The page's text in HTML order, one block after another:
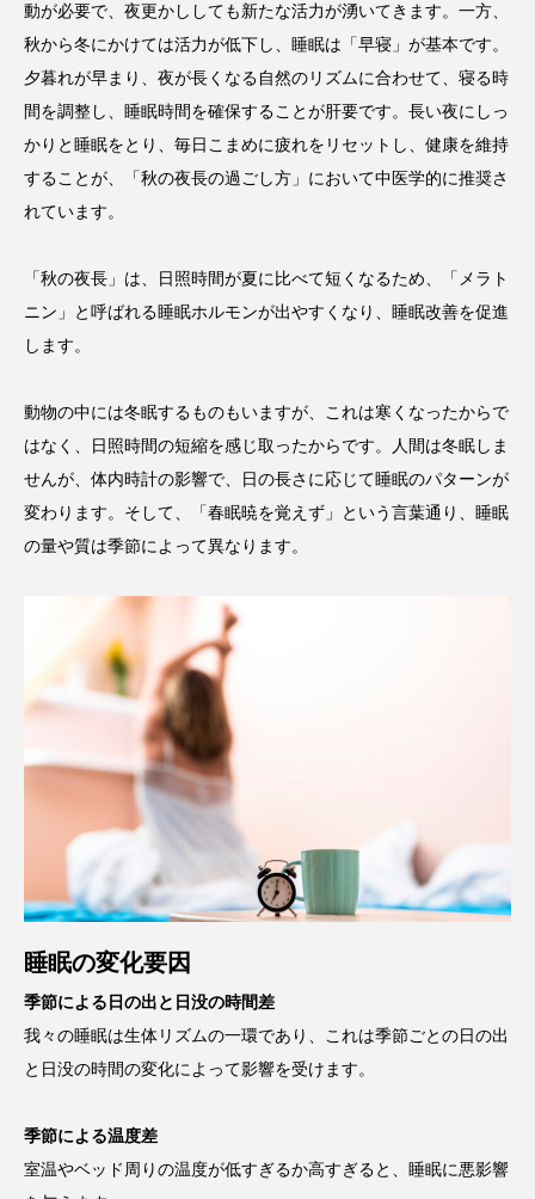
動が必要で、夜更かししても新たな活力が湧いてきます。一方、
秋から冬にかけては活力が低下し、睡眠は「早寝」が基本です。
夕暮れが早まり、夜が長くなる自然のリズムに合わせて、寝る時
間を調整し、睡眠時間を確保することが肝要です。長い夜にしっ
かりと睡眠をとり、毎日こまめに疲れをリセットし、健康を維持
することが、「秋の夜長の過ごし方」において中医学的に推奨さ
れています。
「秋の夜長」は、日照時間が夏に比べて短くなるため、「メラト
ニン」と呼ばれる睡眠ホルモンが出やすくなり、睡眠改善を促進
します。
動物の中には冬眠するものもいますが、これは寒くなったからで
はなく、日照時間の短縮を感じ取ったからです。人間は冬眠しま
せんが、体内時計の影響で、日の長さに応じて睡眠のパターンが
変わります。そして、「春眠暁を覚えず」という言葉通り、睡眠
の量や質は季節によって異なります。
睡眠の変化要因
季節による日の出と日没の時間差
我々の睡眠は生体リズムの一環であり、これは季節ごとの日の出
と日没の時間の変化によって影響を受けます。
季節による温度差
室温やベッド周りの温度が低すぎるか高すぎると、睡眠に悪影響